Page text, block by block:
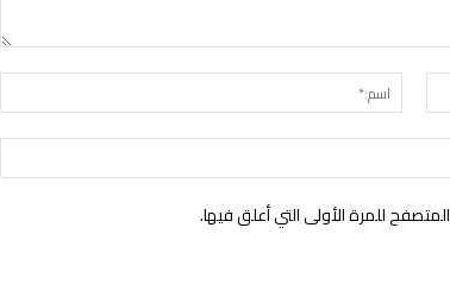
البريد
الإلكتروني:*
للمرة الأولى التي أعلق فيها.